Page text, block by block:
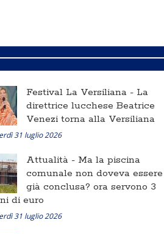
Festival La Versiliana - La
direttrice lucchese Beatrice
Venezi torna alla Versiliana
31 luglio 2026
Attualità - Ma la piscina
comunale non doveva essere
già conclusa? ora servono 3
di euro
31 luglio 2026